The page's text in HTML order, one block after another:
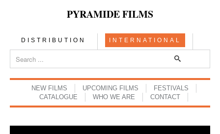
PYRAMIDE FILMS
DISTRIBUTION INTERNATIONAL
NEW FILMS UPCOMING FILMS
FESTIVALS
CATALOGUE
WHO WE ARE CONTACT